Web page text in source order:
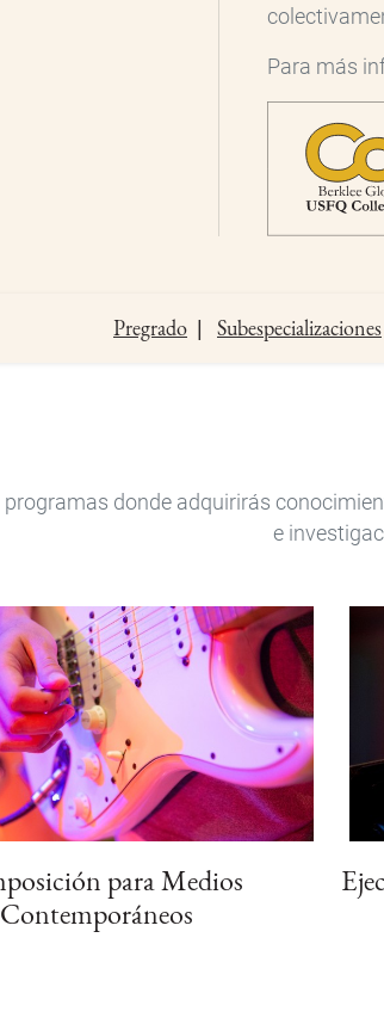
Para más
Pregrado Subespecializaciones
programas donde adquirirás
e
para Medios
Contemporáneos